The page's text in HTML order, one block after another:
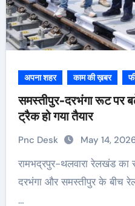
अपना शहर काम की ख़बर
समस्तीपुर-दरभंगा रूट पर
ट्रैक हो गया तैयार
Pnc Desk May 14,
रामभद्रपुर-थलवारा रेलखंड का सीआरएस निरीक्षण हाजीपुर।।
दरभंगा और समस्तीपुर के बीच
…